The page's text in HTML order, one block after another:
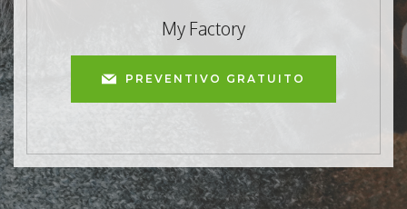
My Factory
PREVENTIVO GRATUITO